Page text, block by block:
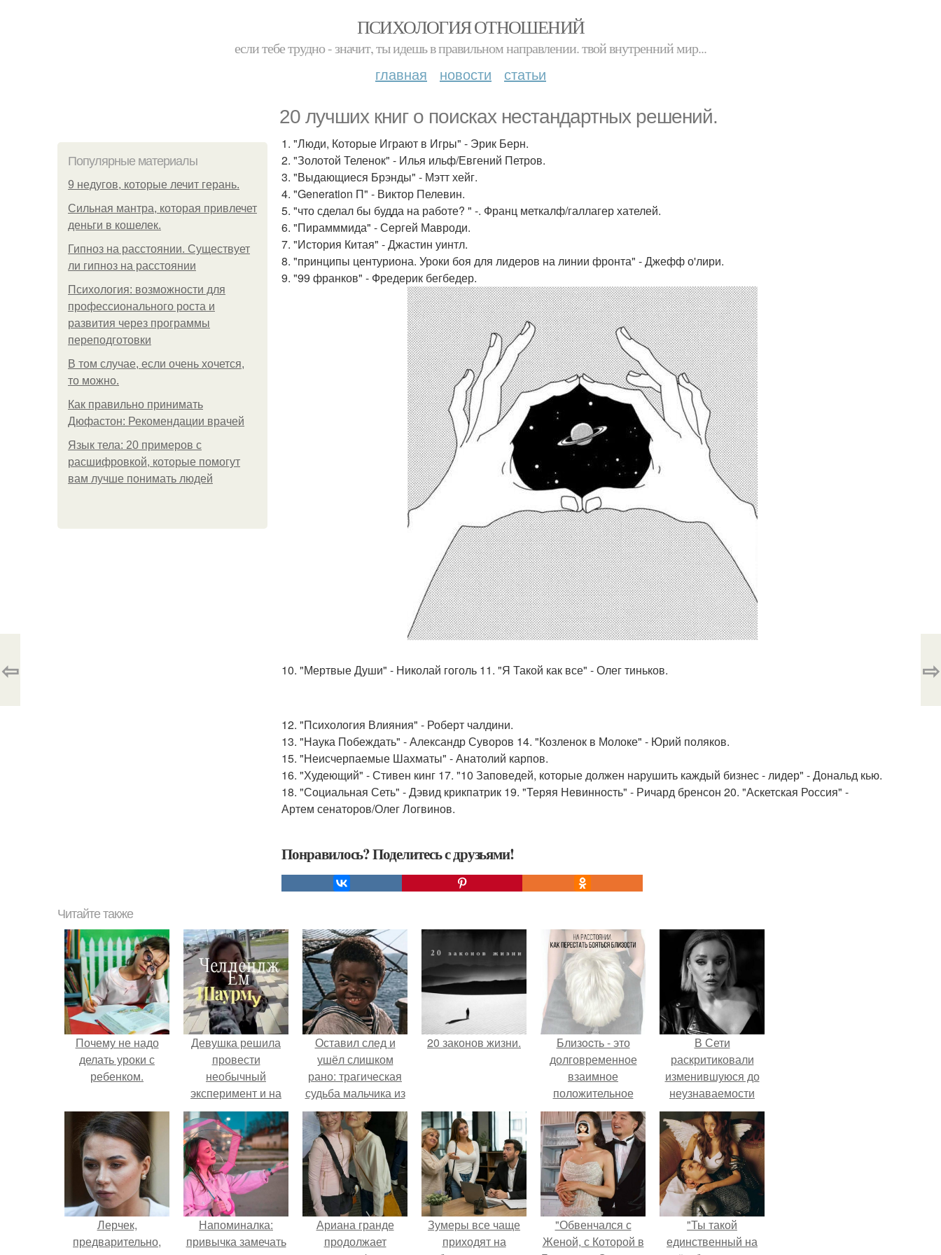
ПСИХОЛОГИЯ ОТНОШЕНИЙ
если тебе трудно - значит, ты идешь в правильном направлении. твой внутренний мир...
главная новости статьи
20 лучших книг о поисках нестандартных решений.
Популярные материалы
9 недугов, которые лечит герань.
Сильная мантра, которая привлечет
деньги в кошелек.
Гипноз на расстоянии. Существует
ли гипноз на расстоянии
Психология: возможности для
профессионального роста и
развития через программы
переподготовки
В том случае, если очень хочется,
то можно.
Как правильно принимать
Дюфастон: Рекомендации врачей
Язык тела: 20 примеров с
расшифровкой, которые помогут
вам лучше понимать людей
1. "Люди, Которые Играют в Игры" - Эрик Берн.
2. "Золотой Теленок" - Илья ильф/Евгений Петров.
3. "Выдающиеся Брэнды" - Мэтт хейг.
4. "Generation П" - Виктор Пелевин.
5. "что сделал бы будда на работе? " -. Франц меткалф/галлагер хателей.
6. "Пирамммида" - Сергей Мавроди.
7. "История Китая" - Джастин уинтл.
8. "принципы центуриона. Уроки боя для лидеров на линии фронта" - Джефф о'лири.
9. "99 франков" - Фредерик бегбедер.
10. "Мертвые Души" - Николай гоголь 11. "Я Такой как все" - Олег тиньков.
12. "Психология Влияния" - Роберт чалдини.
13. "Наука Побеждать" - Александр Суворов 14. "Козленок в Молоке" - Юрий поляков.
15. "Неисчерпаемые Шахматы" - Анатолий карпов.
16. "Худеющий" - Стивен кинг 17. "10 Заповедей, которые должен нарушить каждый бизнес - лидер" - Дональд кью.
18. "Социальная Сеть" - Дэвид крикпатрик 19. "Теряя Невинность" - Ричард бренсон 20. "Аскетская Россия" -
Артем сенаторов/Олег Логвинов.
Понравилось? Поделитесь с друзьями!
⇦ ⇨
Читайте также
Почему не надо
делать уроки с
ребенком.
Девушка решила
провести
необычный
эксперимент и на
протяжении 30
дней питалась
одной шаурмой.
Оставил след и
ушёл слишком
рано: трагическая
судьба мальчика из
фильма
"Максимка".
20 законов жизни.
Близocть - это
долговременное
взаимное
положительное
эмоциональное
вовлечение,
взаимодействие.
В Сети
раскритиковали
изменившуюся до
неузнаваемости
Марину зудину.
Лерчек,
предварительно,
Напоминалка:
привычка замечать
Ариана гранде
продолжает
Зумеры все чаще
приходят на
"Обвенчался с
Женой, с Которой в
"Ты такой
единственный на